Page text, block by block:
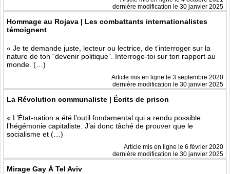
dernière modification le 30 janvier 2025
Hommage au Rojava | Les combattants internationalistes
témoignent
« Je te demande juste, lecteur ou lectrice, de t’interroger sur la
nature de ton “devenir politique”. Interroge-toi sur ton rapport au
monde. (…)
Article mis en ligne le 3 septembre 2020
dernière modification le 30 janvier 2025
La Révolution communaliste | Écrits de prison
« L’État-nation a été l’outil fondamental qui a rendu possible
l’hégémonie capitaliste. J’ai donc tâché de prouver que le
socialisme et (…)
Article mis en ligne le 6 février 2020
dernière modification le 30 janvier 2025
Mirage Gay À Tel Aviv